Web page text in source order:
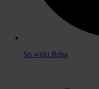
So wirkt Reha